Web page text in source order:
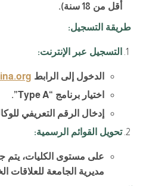
أقل من 18 سنة).
طريقة التسجيل:
التسجيل عبر الإنترنت:
الدخول إلى الرابط
اختيار برنامج “Type A”.
إدخال الرقم التعريفي
تحويل القوائم الرسمية:
على مستوى الكليات، يتم
مديرية الجامعة للعلاقات